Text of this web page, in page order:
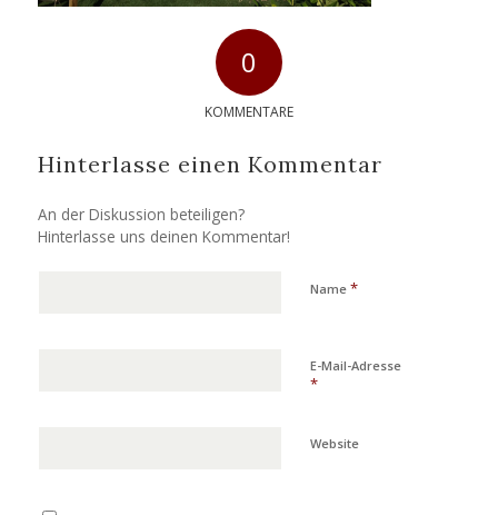
0
KOMMENTARE
Hinterlasse einen Kommentar
An der Diskussion beteiligen?
Hinterlasse uns deinen Kommentar!
Name *
E-Mail-Adresse
*
Website